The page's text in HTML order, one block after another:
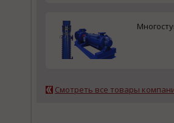
Смотреть все товары